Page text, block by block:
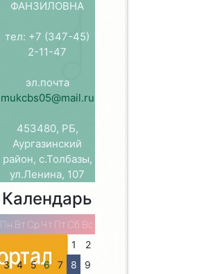
ФАНЗИЛОВНА
тел: +7 (347-45)
2-11-47
эл.почта
mukcbs05@mail.ru
453480, РБ,
Аургазинский
район, с.Толбазы,
ул.Ленина, 107
Календарь
Пн Вт Ср Чт Пт Сб Вс
1
2
3
4 5 6 7 8
9